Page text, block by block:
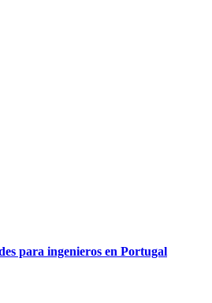
para ingenieros en Portugal